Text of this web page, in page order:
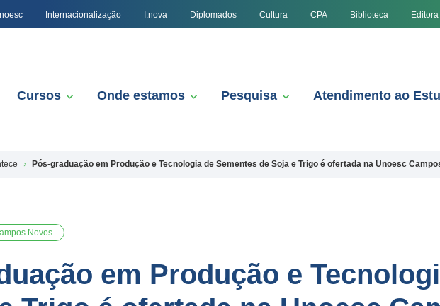
Internacionalização I.nova Diplomados Cultura CPA Biblioteca Editora
Cursos Onde estamos Pesquisa Atendimento ao
Pós-graduação em Produção e Tecnologia de Sementes de Soja e Trigo é ofertada na Unoesc
Novos
em Produção e